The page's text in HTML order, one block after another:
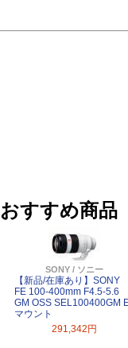
おすすめ商品
SONY / ソニー
【新品/在庫あり】SONY
FE 100-400mm F4.5-5.6
GM OSS SEL100400GM
マウント
291,342円